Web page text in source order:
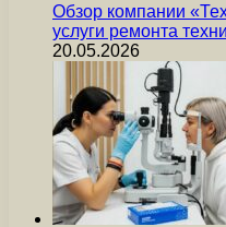
Обзор компании
услуги ремонта
20.05.2026